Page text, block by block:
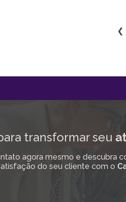
❮
transformar seu
agora mesmo e descubra
do seu cliente com o